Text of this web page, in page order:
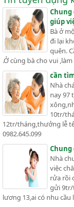
Chung
giúp
Bà ở
đi lại
quên.
.Ở cùng bà cho vui
cần
Nhà
nay 97
10tr/
12tr/tháng,thưởng lễ
0982.645.099
Nhà
việc
rửa rồi
gửi 9tr/
lương 13,ai có nhu cầu